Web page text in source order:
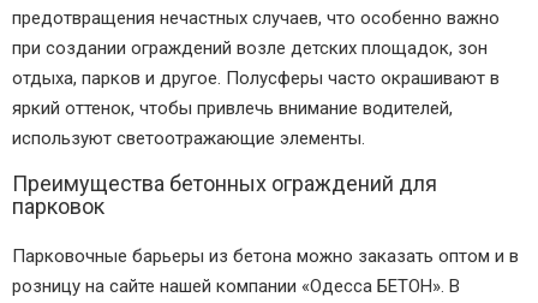
предотвращения нечастных случаев, что особенно важно
при создании ограждений возле детских площадок, зон
отдыха, парков и другое. Полусферы часто окрашивают в
яркий оттенок, чтобы привлечь внимание водителей,
используют светоотражающие элементы.
Преимущества бетонных ограждений для
парковок
Парковочные барьеры из бетона можно заказать оптом и в
розницу на сайте нашей компании «Одесса БЕТОН». В